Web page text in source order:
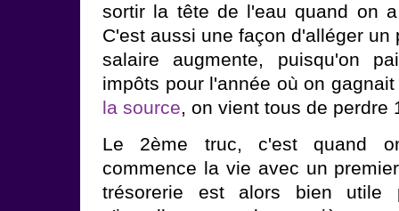
sortir la tête de l'eau quand on
C'est aussi une façon d'alléger
salaire augmente, puisqu'on
impôts pour l'année où on
la source, on vient tous de perdre
Le 2ème truc, c'est quand
commence la vie avec un
trésorerie est alors bien utile